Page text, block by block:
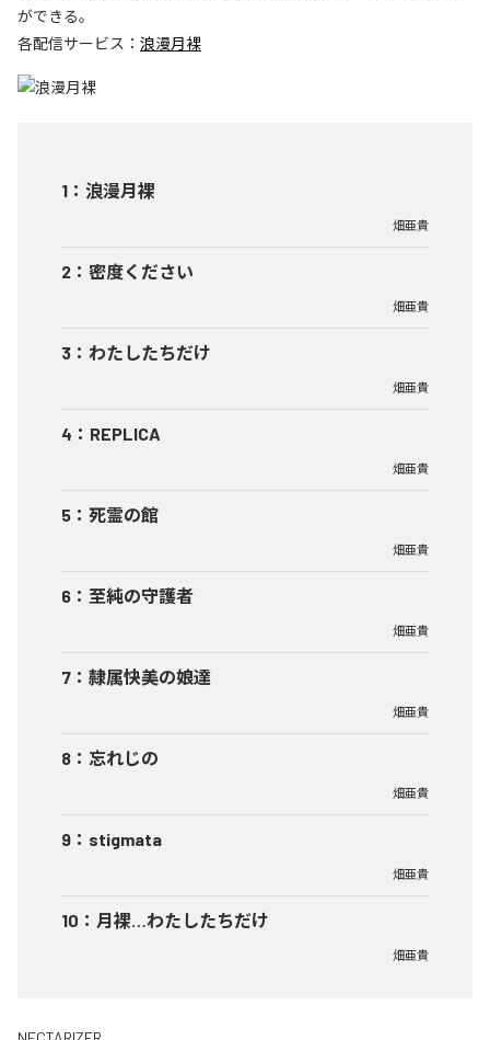
ができる。
各配信サービス： 浪漫月裸
1 ： 浪漫月裸
畑亜貴
2 ： 密度ください
畑亜貴
3 ： わたしたちだけ
畑亜貴
4 ： REPLICA
畑亜貴
5 ： 死霊の館
畑亜貴
6 ： 至純の守護者
畑亜貴
7 ： 隷属快美の娘達
畑亜貴
8 ： 忘れじの
畑亜貴
9 ： stigmata
畑亜貴
10 ： 月裸…わたしたちだけ
畑亜貴